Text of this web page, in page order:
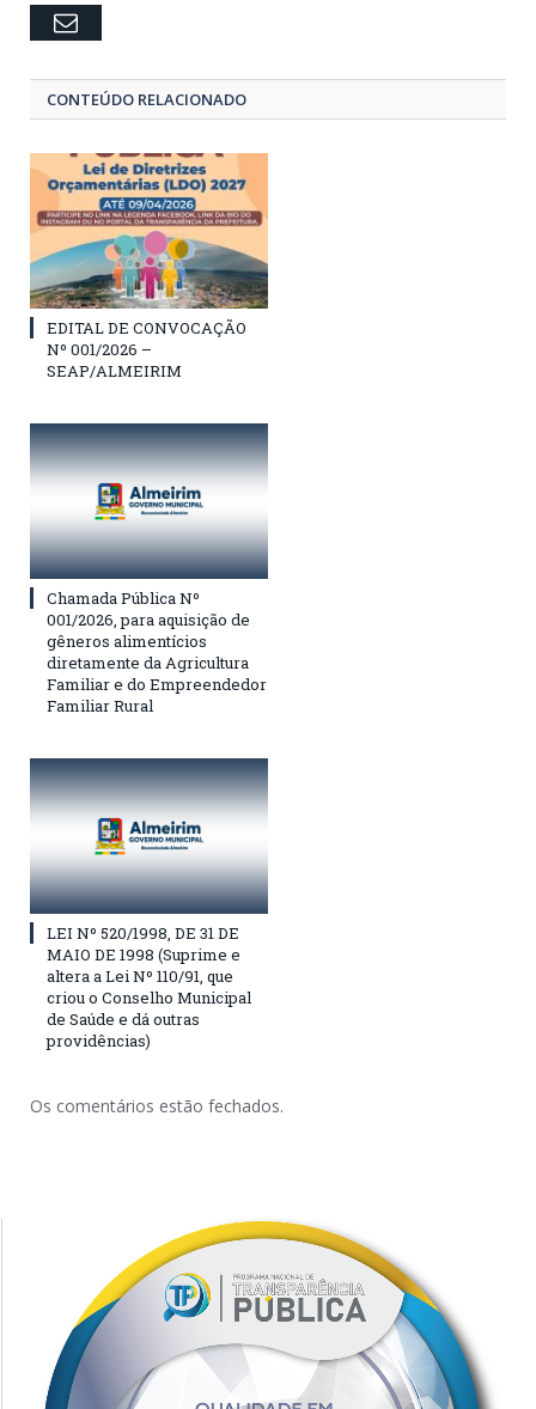
Email
CONTEÚDO RELACIONADO
EDITAL DE CONVOCAÇÃO
Nº 001/2026 –
SEAP/ALMEIRIM
Chamada Pública Nº
001/2026, para aquisição de
gêneros alimentícios
diretamente da Agricultura
Familiar e do Empreendedor
Familiar Rural
LEI Nº 520/1998, DE 31 DE
MAIO DE 1998 (Suprime e
altera a Lei Nº 110/91, que
criou o Conselho Municipal
de Saúde e dá outras
providências)
Os comentários estão fechados.